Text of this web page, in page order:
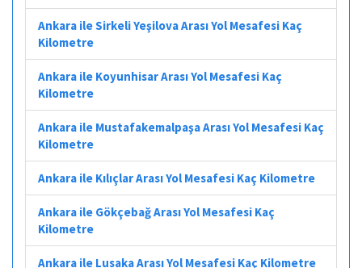
Ankara ile Sirkeli Yeşilova Arası Yol Mesafesi Kaç
Kilometre
Ankara ile Koyunhisar Arası Yol Mesafesi Kaç
Kilometre
Ankara ile Mustafakemalpaşa Arası Yol Mesafesi Kaç
Kilometre
Ankara ile Kılıçlar Arası Yol Mesafesi Kaç Kilometre
Ankara ile Gökçebağ Arası Yol Mesafesi Kaç
Kilometre
Ankara ile Lusaka Arası Yol Mesafesi Kaç Kilometre